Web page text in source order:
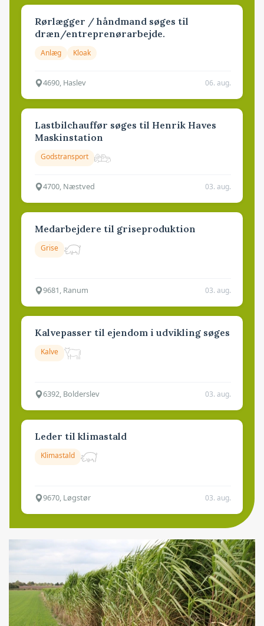
Rørlægger / håndmand søges til
dræn/entreprenørarbejde.
Anlæg Kloak
4690, Haslev 06. aug.
Lastbilchauffør søges til Henrik Haves
Maskinstation
Godstransport
4700, Næstved 03. aug.
Medarbejdere til griseproduktion
Grise
9681, Ranum 03. aug.
Kalvepasser til ejendom i udvikling søges
Kalve
6392, Bolderslev 03. aug.
Leder til klimastald
Klimastald
9670, Løgstør 03. aug.